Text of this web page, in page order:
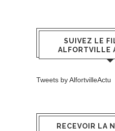
SUIVEZ LE
ALFORTVILLE
Tweets by AlfortvilleActu
RECEVOIR LA